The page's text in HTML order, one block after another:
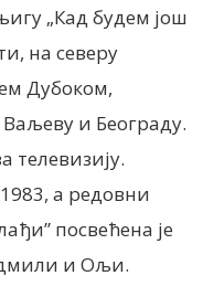
„Кад будем још
на северу
Дубоком,
и Београду.
телевизију.
а редовни
посвећена је
и Ољи.